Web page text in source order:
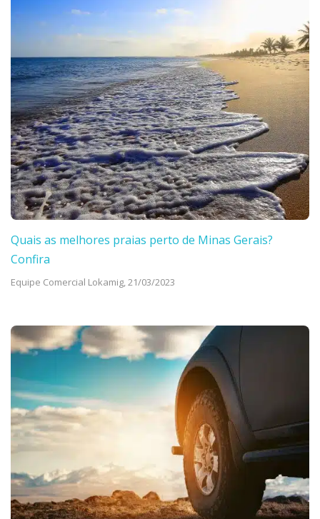
Quais as melhores praias perto de Minas Gerais?
Confira
Equipe Comercial Lokamig,21/03/2023